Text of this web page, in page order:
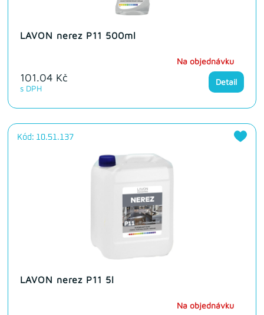
LAVON nerez P11 500ml
101.04 Kč
s DPH
Na objednávku
Detail
Kód: 10.51.137
LAVON nerez P11 5l
Na objednávku